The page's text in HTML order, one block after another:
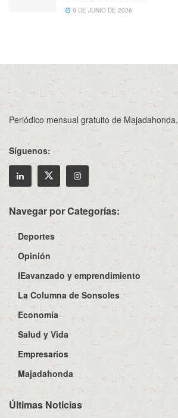
9 DE JUNIO DE 2026
Periódico mensual gratuito de Majadahonda.
Síguenos:
Navegar por Categorías:
Deportes
Opinión
IEavanzado y emprendimiento
La Columna de Sonsoles
Economía
Salud y Vida
Empresarios
Majadahonda
Últimas Noticias